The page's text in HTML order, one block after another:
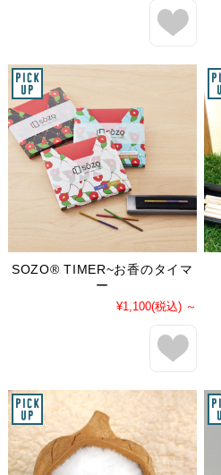
SOZO® TIMER~お香のタイマ
ー
¥1,100(税込) ～